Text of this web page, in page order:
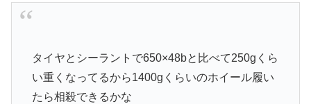
タイヤとシーラントで650×48bと比べて250gくら
い重くなってるから1400gくらいのホイール履い
たら相殺できるかな